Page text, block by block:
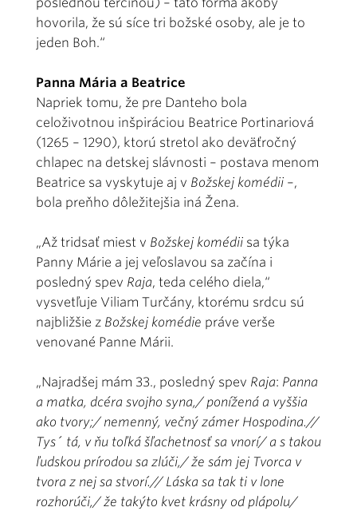
hovorila, že sú síce tri božské osoby, ale je to
jeden Boh.“
Panna Mária a Beatrice
Napriek tomu, že pre Danteho bola
celoživotnou inšpiráciou Beatrice Portinariová
(1265 – 1290), ktorú stretol ako deväťročný
chlapec na detskej slávnosti – postava menom
Beatrice sa vyskytuje aj v Božskej komédii –,
bola preňho dôležitejšia iná Žena.
„Až tridsať miest v Božskej komédii sa týka
Panny Márie a jej veľoslavou sa začína i
posledný spev Raja, teda celého diela,“
vysvetľuje Viliam Turčány, ktorému srdcu sú
najbližšie z Božskej komédie práve verše
venované Panne Márii.
„Najradšej mám 33., posledný spev Raja: Panna
a matka, dcéra svojho syna,/ ponížená a vyššia
ako tvory;/ nemenný, večný zámer Hospodina.//
Tys´ tá, v ňu toľká šľachetnosť sa vnorí/ a s takou
ľudskou prírodou sa zlúči,/ že sám jej Tvorca v
tvora z nej sa stvorí.// Láska sa tak ti v lone
rozhorúči,/ že takýto kvet krásny od plápolu/